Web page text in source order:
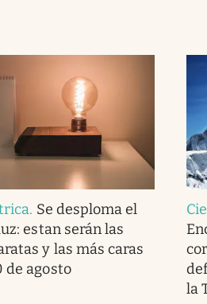
. Se desploma el
estan serán las
y las más caras
de agosto
la